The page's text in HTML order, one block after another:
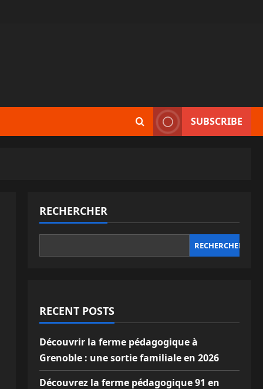
SUBSCRIBE
RECHERCHER
RECHERCHER
RECENT POSTS
Découvrir la ferme pédagogique à
Grenoble : une sortie familiale en 2026
Découvrez la ferme pédagogique 91 en